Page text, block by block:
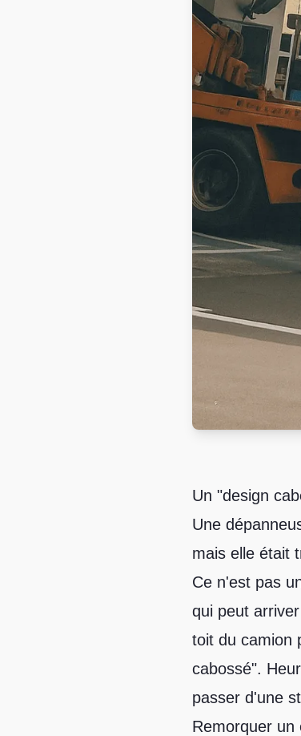
Un "design
Une
mais elle était
Ce n'est pas
qui peut
toit du camion
cabossé".
passer d'une
Remorquer un